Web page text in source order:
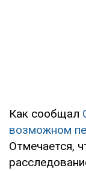
Как сообщал
возможном
Отмечается,